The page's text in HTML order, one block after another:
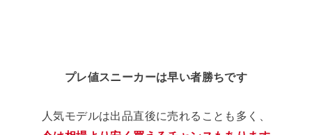
プレ値スニーカーは早い者勝ちです
人気モデルは出品直後に売れることも多く、